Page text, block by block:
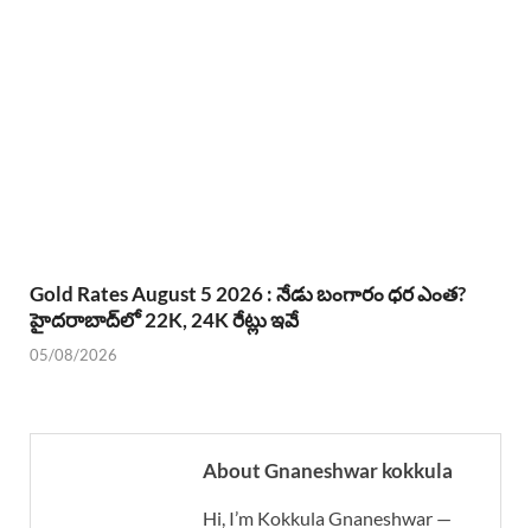
Gold Rates August 5 2026 : నేడు బంగారం ధర ఎంత?
హైదరాబాద్‌లో 22K, 24K రేట్లు ఇవే
05/08/2026
About Gnaneshwar kokkula
Hi, I’m Kokkula Gnaneshwar —